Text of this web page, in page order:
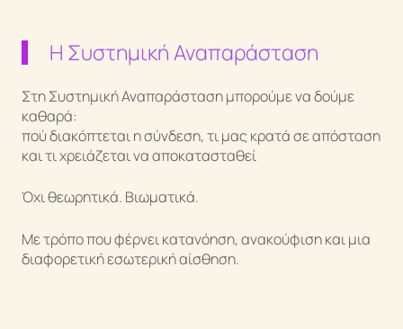
Η Συστημική Αναπαράσταση
Στη Συστημική Αναπαράσταση μπορούμε να δούμε
καθαρά:
πού διακόπτεται η σύνδεση, τι μας κρατά σε απόσταση
και τι χρειάζεται να αποκατασταθεί
Όχι θεωρητικά. Βιωματικά.
Με τρόπο που φέρνει κατανόηση, ανακούφιση και μια
διαφορετική εσωτερική αίσθηση.